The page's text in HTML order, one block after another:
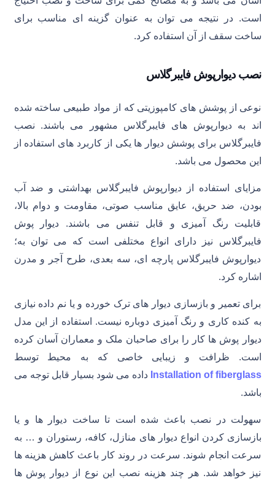
است. در نتیجه می توان به عنوان گزینه ای مناسب برای
ساخت سقف از آن استفاده کرد.
نصب دیوارپوش فایبرگلاس
نوعی از پوشش های کامپوزیتی که از مواد طبیعی ساخته شده
اند به دیوارپوش های فایبرگلاس مشهور می باشند. نصب
فایبرگلاس برای پوشش دیوار ها یکی از کاربرد های استفاده از
این محصول می باشد.
مزایای استفاده از دیوارپوش فایبرگلاس بهداشتی و ضد آب
بودن، ضد حریق، عایق مناسب صوتی، مقاومت و دوام بالا،
قابلیت رنگ آمیزی و قابل تنفس می باشند. دیوار پوش
فایبرگلاس نیز دارای انواع مختلفی است که می توان به؛
دیوارپوش فایبرگلاس پارچه ای، سه بعدی، طرح آجر و مدرن
اشاره کرد.
برای تعمیر و بازسازی دیوار های ترک خورده و یا نم داده نیازی
به کنده کاری و رنگ آمیزی دوباره نیست. استفاده از این مدل
دیوار پوش ها کار را برای صاحبان ملک و معماران آسان کرده
است. ظرافت و زیبایی خاصی که به محیط توسط
Installation of fiberglass داده می شود بسیار قابل توجه می
باشد.
سهولت در نصب باعث شده است تا ساخت دیوار ها و یا
بازسازی کردن انواع دیوار های منازل، کافه، رستوران و … به
سرعت انجام شوند. سرعت در روند کار باعث کاهش هزینه ها
نیز خواهد شد. هر چند هزینه نصب این نوع از دیوار پوش ها